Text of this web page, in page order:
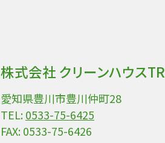
株式会社 クリーンハウス
愛知県豊川市豊川仲町28
TEL:0533-75-6425
FAX: 0533-75-6426